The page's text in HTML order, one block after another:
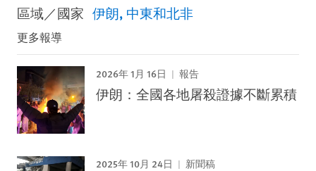
區域／國家 伊朗 中東和北非
更多報導
2026年 1月 16日 報告
伊朗：全國各地屠殺證據不斷累積
2025年 10月 24日 新聞稿